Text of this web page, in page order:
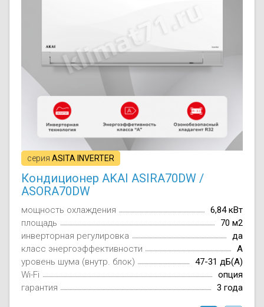
серия ASITA INVERTER
Кондиционер AKAI ASIRA70DW /
ASORA70DW
мощность охлаждения
6,84 кВт
площадь
70 м2
инверторная регулировка
да
класс энергоэффективности
A
уровень шума (внутр. блок)
47-31 дБ(А)
Wi-Fi
опция
гарантия
3 года